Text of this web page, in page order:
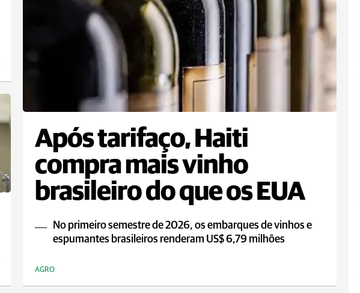
Após tarifaço, Haiti
compra mais vinho
brasileiro do que os EUA
No primeiro semestre de 2026, os embarques de vinhos e
espumantes brasileiros renderam US$ 6,79 milhões
AGRO